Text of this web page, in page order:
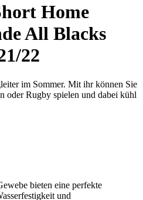
Home
All Blacks
22
im Sommer. Mit ihr können Sie
oder Rugby spielen und dabei kühl
bieten eine perfekte
und